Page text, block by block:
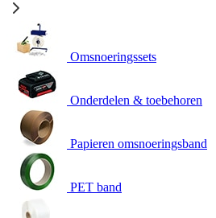
Omsnoeringssets
Onderdelen & toebehoren
Papieren omsnoeringsband
PET band